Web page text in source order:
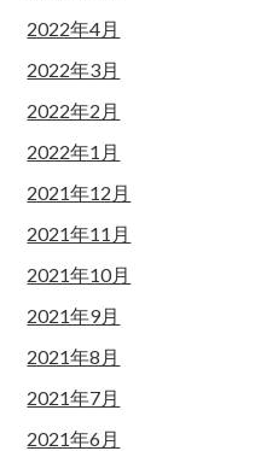
2022年4月
2022年3月
2022年2月
2022年1月
2021年12月
2021年11月
2021年10月
2021年9月
2021年8月
2021年7月
2021年6月